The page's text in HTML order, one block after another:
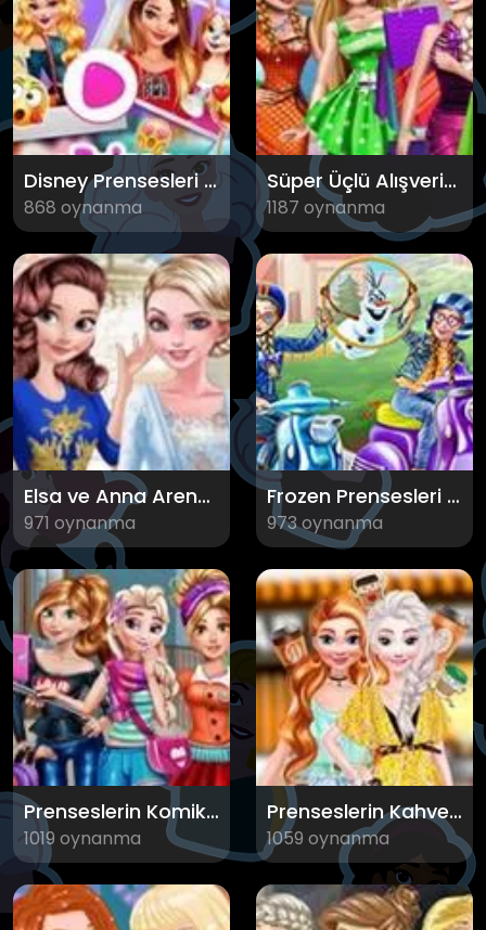
Disney Prensesleri Ev Dekoru
868 oynanma
Süper Üçlü Alışverişte
1187 oynanma
Elsa ve Anna Arendelle Diyarı
971 oynanma
Frozen Prensesleri Sukutur Sürüşü
973 oynanma
Prenseslerin Komik Selfie Çekimi
1019 oynanma
Prenseslerin Kahve Keyfi
1059 oynanma